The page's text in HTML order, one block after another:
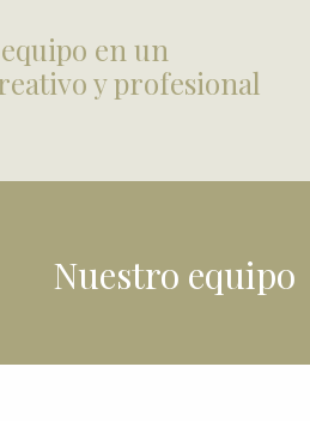
en un
y profesional
Nuestro equipo